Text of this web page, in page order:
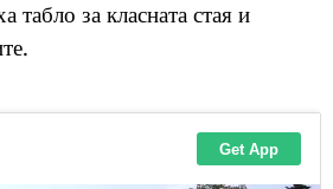
табло за класната стая и